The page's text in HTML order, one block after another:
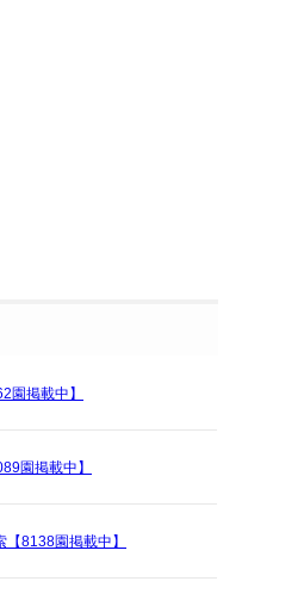
園掲載中】
園掲載中】
8138園掲載中】